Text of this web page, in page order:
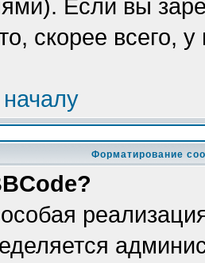
Если вы
скорее всего,
Форматирование